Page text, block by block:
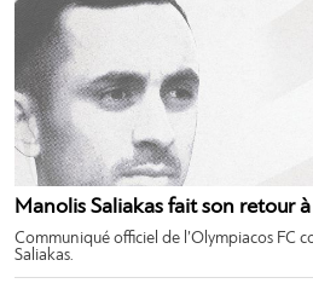
Manolis Saliakas fait son retour
Communiqué officiel de l’Olympiacos FC
Saliakas.